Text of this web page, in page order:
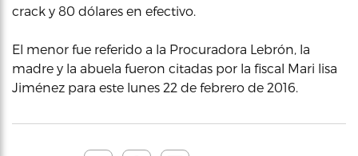
crack y 80 dólares en efectivo.
El menor fue referido a la Procuradora Lebrón, la
madre y la abuela fueron citadas por la fiscal Mari lisa
Jiménez para este lunes 22 de febrero de 2016.